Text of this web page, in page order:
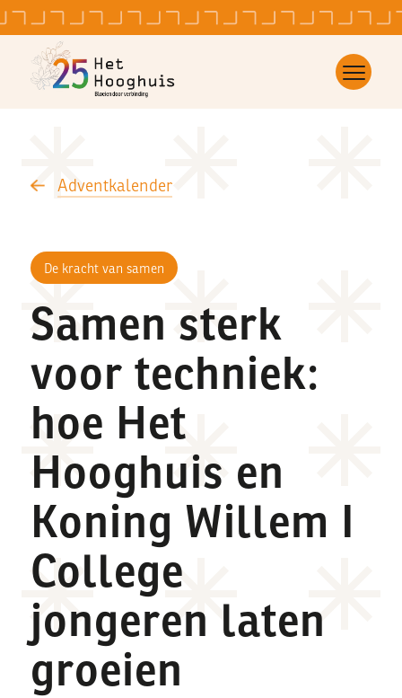
Adventkalender
De kracht van samen
Samen sterk
voor techniek:
hoe Het
Hooghuis en
Koning Willem I
College
jongeren laten
groeien